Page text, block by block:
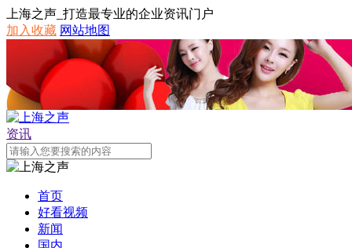
上海之声_打造最专业的企业资讯门户
加入收藏 网站地图
资讯
首页
好看视频
新闻
国内